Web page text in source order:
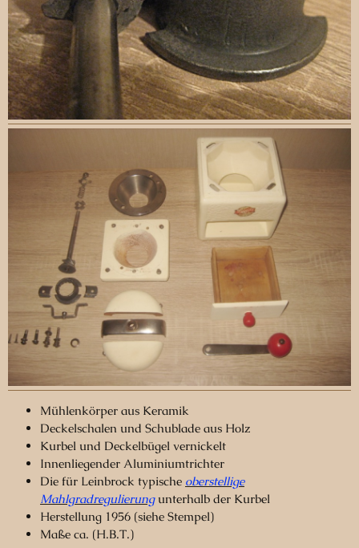
Mühlenkörper aus Keramik
Deckelschalen und Schublade aus Holz
Kurbel und Deckelbügel vernickelt
Innenliegender Aluminiumtrichter
Die für Leinbrock typische oberstellige
Mahlgradregulierungunterhalb der Kurbel
Herstellung 1956 (siehe Stempel)
Maße ca. (H.B.T.)